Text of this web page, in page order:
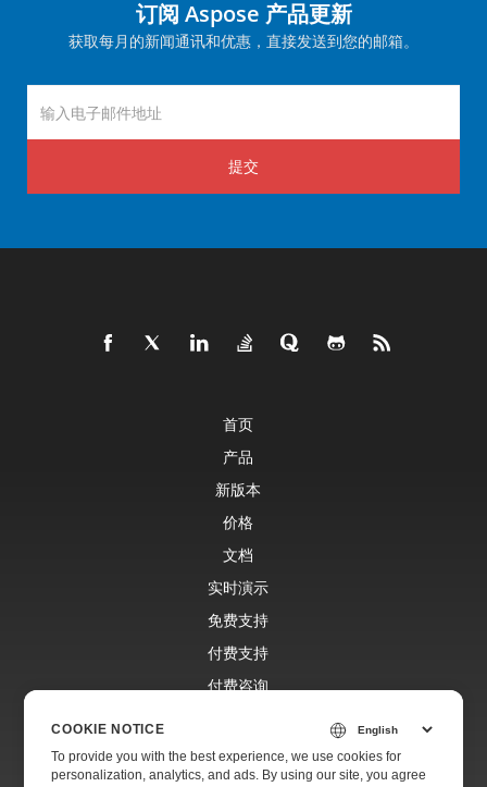
订阅 Aspose 产品更新
获取每月的新闻通讯和优惠，直接发送到您的邮箱。
提交
首页
产品
新版本
价格
文档
实时演示
免费支持
付费支持
付费咨询
网站
COOKIE NOTICE
To provide you with the best experience, we use cookies for
personalization, analytics, and ads. By using our site, you agree